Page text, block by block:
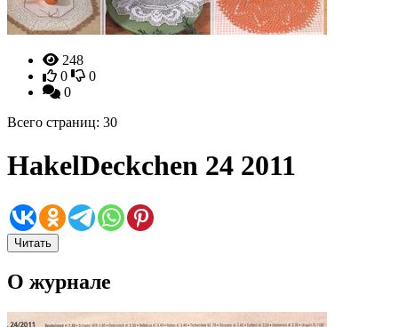
248
0
0
0
Всего страниц: 30
HakelDeckchen 24 2011
Читать
О журнале